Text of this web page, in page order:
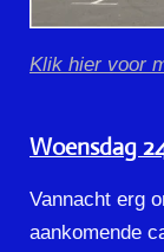
Klik hier voor
Woensdag
Vannacht erg
aankomende